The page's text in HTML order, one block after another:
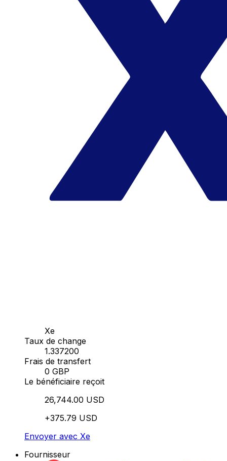
Xe
Taux de change
1.337200
Frais de transfert
0 GBP
Le bénéficiaire reçoit
26,744.00 USD
+375.79 USD
Envoyer avec Xe
Fournisseur